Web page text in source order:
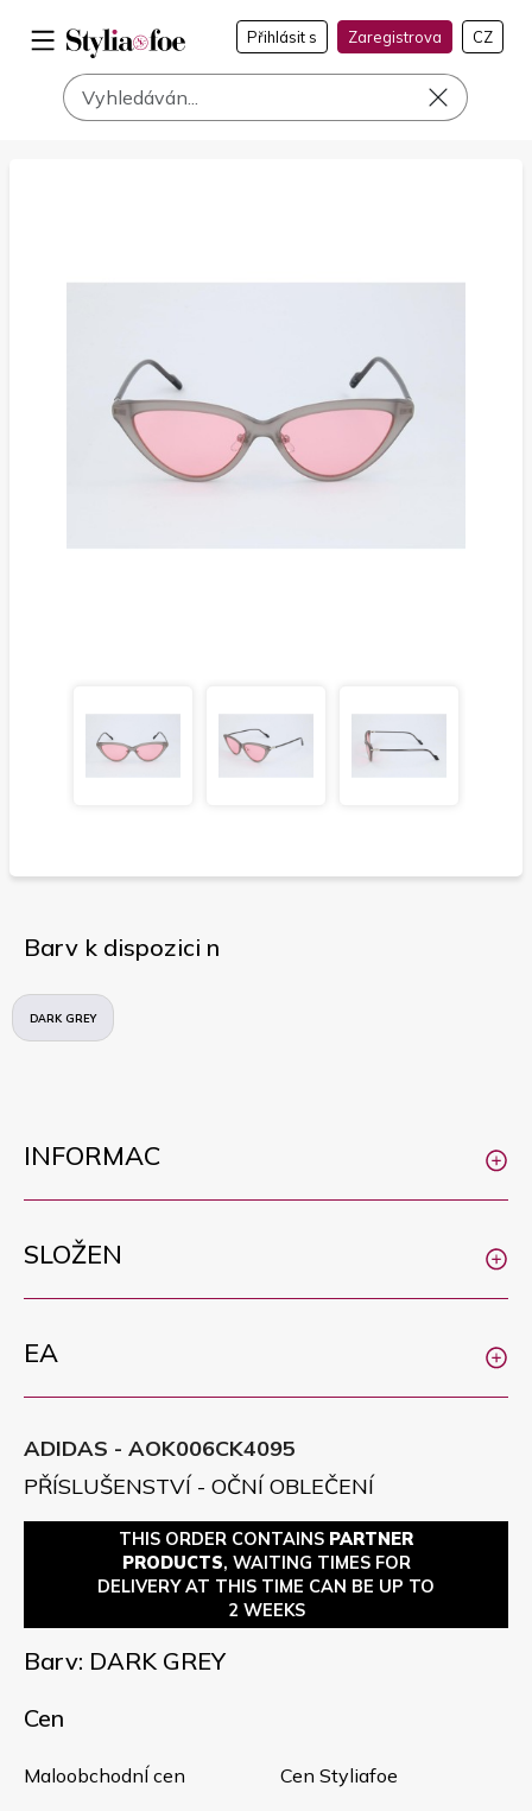
Přihlásit s Zaregistrova CZ
Barv k dispozici n
DARK GREY
INFORMAC
SLOŽEN
EA
ADIDAS - AOK006CK4095
PŘÍSLUŠENSTVÍ - OČNÍ OBLEČENÍ
THIS ORDER CONTAINS PARTNER
PRODUCTS, WAITING TIMES FOR
DELIVERY AT THIS TIME CAN BE UP TO
2 WEEKS
Barv: DARK GREY
Cen
MaloobchodnÍ cen Cen Styliafoe